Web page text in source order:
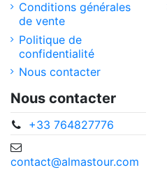
Conditions générales
de vente
Politique de
confidentialité
Nous contacter
Nous contacter
+33 764827776
contact@almastour.com